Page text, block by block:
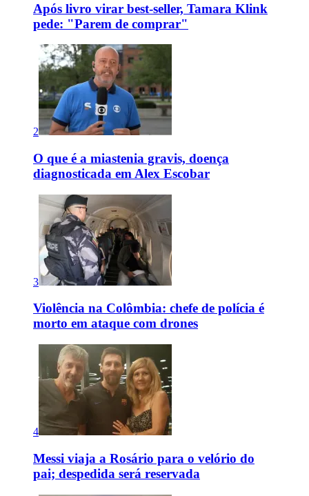
Após livro virar best-seller, Tamara Klink
pede: "Parem de comprar"
2
O que é a miastenia gravis, doença
diagnosticada em Alex Escobar
3
Violência na Colômbia: chefe de polícia é
morto em ataque com drones
4
Messi viaja a Rosário para o velório do
pai; despedida será reservada